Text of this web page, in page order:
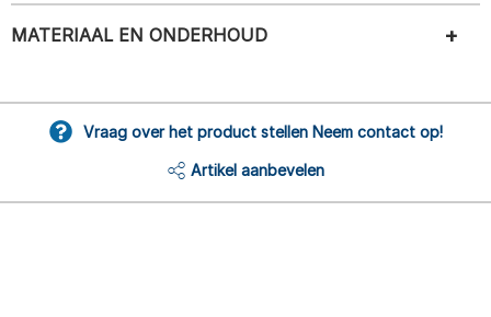
MATERIAAL EN ONDERHOUD
Vraag over het product stellen Neem contact op!
Artikel aanbevelen